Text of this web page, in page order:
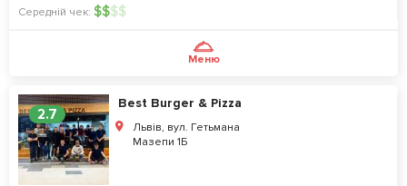
Середній чек: $$$$
Меню
2.7
Best Burger & Pizza
Львів, вул. Гетьмана
Мазепи 1Б